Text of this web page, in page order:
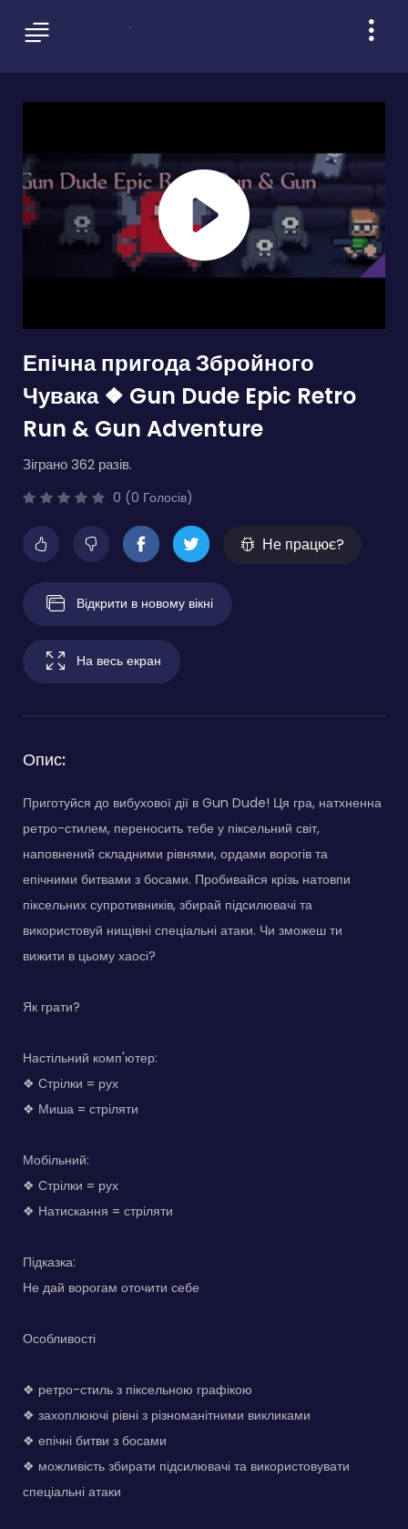
Епічна пригода Збройного
Чувака ❖ Gun Dude Epic Retro
Run & Gun Adventure
Зіграно 362 разів.
0 (0 Голосів)
Не працює?
Відкрити в новому вікні
На весь екран
Опис:
Приготуйся до вибухової дії в Gun Dude! Ця гра, натхненна
ретро-стилем, переносить тебе у піксельний світ,
наповнений складними рівнями, ордами ворогів та
епічними битвами з босами. Пробивайся крізь натовпи
піксельних супротивників, збирай підсилювачі та
використовуй нищівні спеціальні атаки. Чи зможеш ти
вижити в цьому хаосі?
Як грати?
Настільний комп'ютер:
❖ Стрілки = рух
❖ Миша = стріляти
Мобільний:
❖ Стрілки = рух
❖ Натискання = стріляти
Підказка:
Не дай ворогам оточити себе
Особливості
❖ ретро-стиль з піксельною графікою
❖ захоплюючі рівні з різноманітними викликами
❖ епічні битви з босами
❖ можливість збирати підсилювачі та використовувати
спеціальні атаки